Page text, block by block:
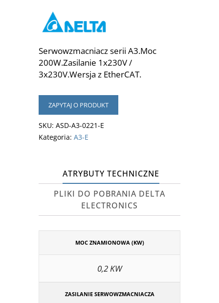
Serwowzmacniacz serii A3.Moc
200W.Zasilanie 1x230V /
3x230V.Wersja z EtherCAT.
ZAPYTAJ O PRODUKT
SKU: ASD-A3-0221-E
Kategoria: A3-E
ATRYBUTY TECHNICZNE
PLIKI DO POBRANIA DELTA
ELECTRONICS
MOC ZNAMIONOWA (KW)
0,2 KW
ZASILANIE SERWOWZMACNIACZA